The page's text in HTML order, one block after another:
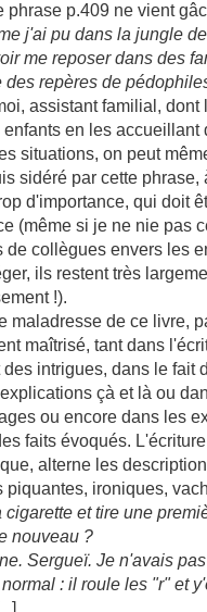
phrase p.409 ne vient
j'ai pu dans la jungle
me reposer dans des
des repères de
assistant familial, dont
enfants en les accueillant
situations, on peut
sidéré par cette
d'importance, qui doit
(même si je ne nie pas
de collègues envers les
ils restent très
!).
maladresse de ce livre,
maîtrisé, tant dans
intrigues, dans le fait
çà et là ou
ou encore dans les
faits évoqués.
alterne les
piquantes, ironiques,
cigarette et tire une
nouveau ?
Sergueï. Je n'avais
: il roule les "r" et